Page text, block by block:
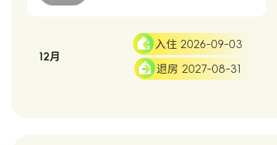
12月
入住 2026-09-03
退房 2027-08-31